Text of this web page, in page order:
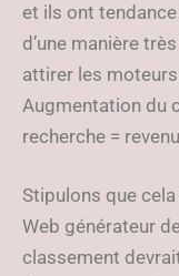
et ils ont
d’une manière
attirer les
Augmentation du
recherche =
Stipulons que
Web générateur
classement